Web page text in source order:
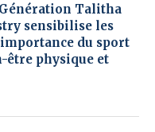
Talitha
sensibilise les
du sport
être physique et